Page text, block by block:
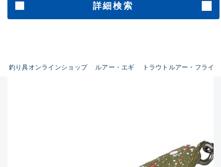
詳細検索
釣り具オンラインショップ ルアー・エギ トラウトルアー・フライ
新商品(35)